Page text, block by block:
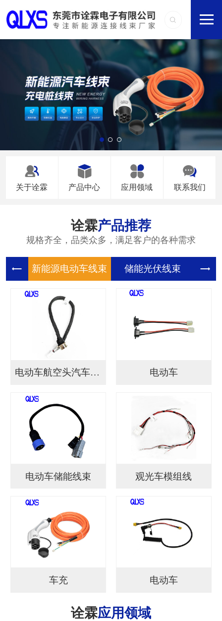
关于诠霖 产品中心 应用领域 联系我们
诠霖产品推荐
规格齐全，品类众多，满足客户的各种需求
新能源电 储能光伏
电动车航空头汽车连接... 电动车
电动车储能线束 观光车模组线
车充 电动车
诠霖应用领域